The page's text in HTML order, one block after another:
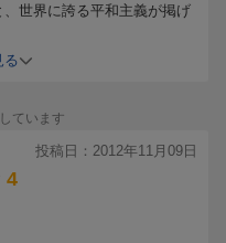
世界に誇る平和主義が掲げ
でに日本は自衛可能な装備
ん。
則の見直しを進めています
動きは極めて危険です。
ており、憲法に定められて
る
ています
投稿日：2012年11月09日
4